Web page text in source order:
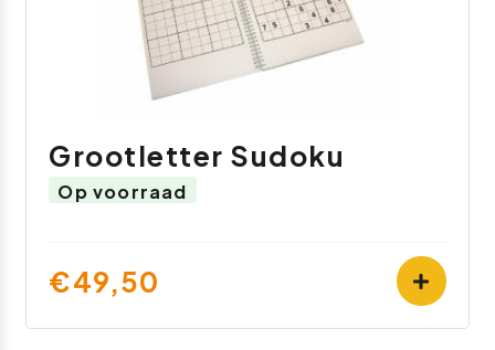
Grootletter Sudoku
Op voorraad
€49,50